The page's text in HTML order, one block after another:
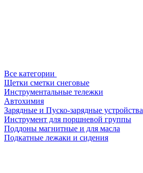
Все категории
Щетки сметки снеговые
Инструментальные тележки
Автохимия
Зарядные и Пуско-зарядные устройства
Инструмент для поршневой группы
Поддоны магнитные и для масла
Подкатные лежаки и сидения